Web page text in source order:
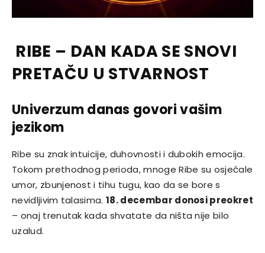
RIBE – DAN KADA SE SNOVI
PRETAČU U STVARNOST
Univerzum danas govori vašim
jezikom
Ribe su znak intuicije, duhovnosti i dubokih emocija.
Tokom prethodnog perioda, mnoge Ribe su osjećale
umor, zbunjenost i tihu tugu, kao da se bore s
nevidljivim talasima.18. decembar donosi preokret
– onaj trenutak kada shvatate da ništa nije bilo
uzalud.